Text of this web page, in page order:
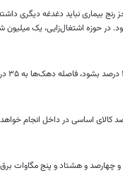
بیماری نباید دغدغه دیگری
وی
تلفیق برنامه پنج ساله بیان داشت: تولید ۹۰ درصد